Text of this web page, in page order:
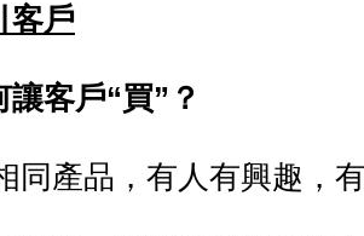
客戶
客戶“買”？
同產品，有人有興趣，